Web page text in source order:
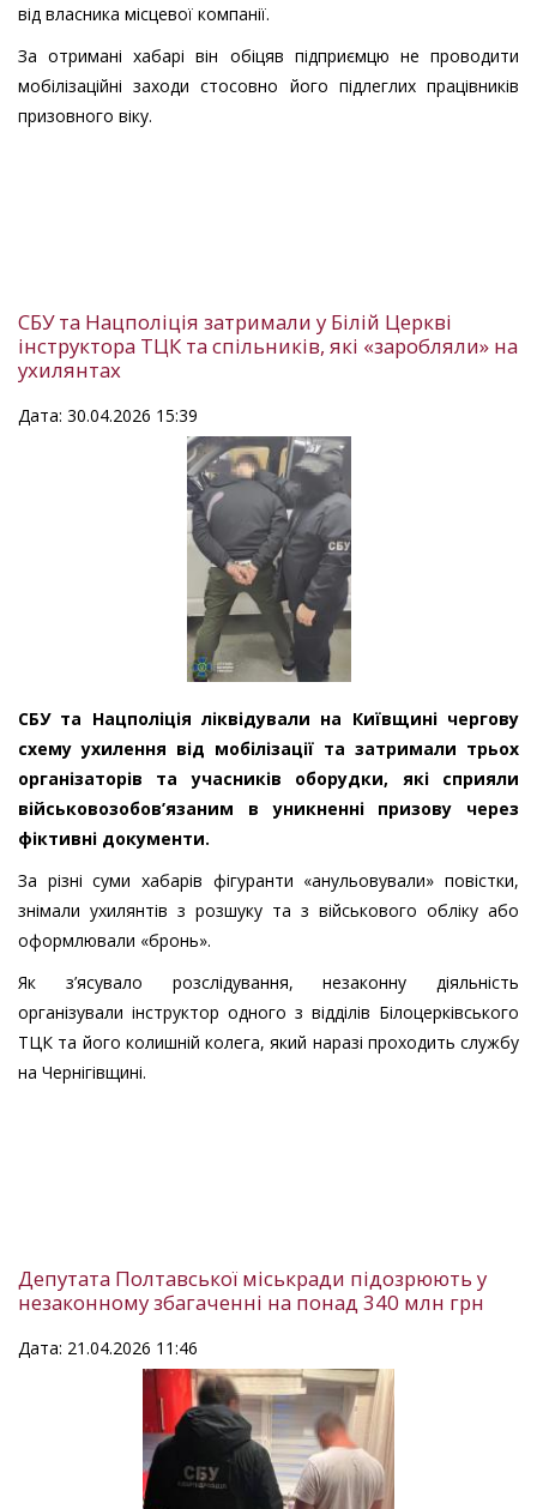
від власника місцевої компанії.
За отримані хабарі він обіцяв підприємцю не проводити
мобілізаційні заходи стосовно його підлеглих працівників
призовного віку.
СБУ та Нацполіція затримали у Білій Церкві
інструктора ТЦК та спільників, які «заробляли» на
ухилянтах
Дата: 30.04.2026 15:39
СБУ та Нацполіція ліквідували на Київщині чергову
схему ухилення від мобілізації та затримали трьох
організаторів та учасників оборудки, які сприяли
військовозобов’язаним в уникненні призову через
фіктивні документи.
За різні суми хабарів фігуранти «анульовували» повістки,
знімали ухилянтів з розшуку та з військового обліку або
оформлювали «бронь».
Як з’ясувало розслідування, незаконну діяльність
організували інструктор одного з відділів Білоцерківського
ТЦК та його колишній колега, який наразі проходить службу
на Чернігівщині.
Депутата Полтавської міськради підозрюють у
незаконному збагаченні на понад 340 млн грн
Дата: 21.04.2026 11:46